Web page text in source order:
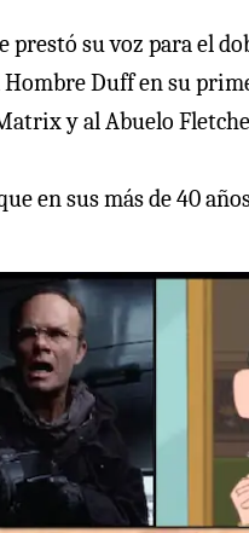
prestó su voz para el
Duff en su
y al Abuelo
en sus más de 40